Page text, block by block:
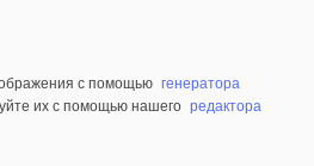
с помощью генератора
их с помощью нашего редактора